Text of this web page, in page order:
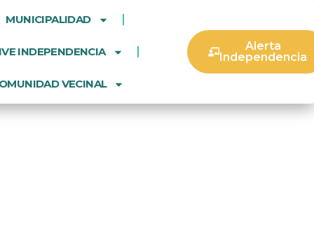
MUNICIPALIDAD
INDEPENDENCIA
VECINAL
Alerta
Independencia